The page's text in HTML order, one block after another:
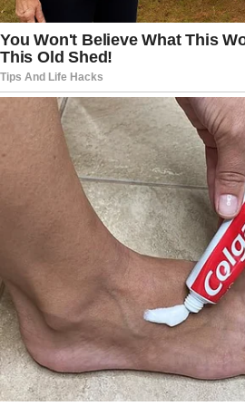
Wanderer. Muitos
jeito gentil de Dona
O velório acontece nesta
Curitiba. O sepultamento
Cemitério Parque Iguaçu,
amigos e pessoas próximas
as últimas homenagens.
Maria Elizabeth Wanderer
Analize, além de quatro
Para a família, permanece o
simplicidade e dedicação
décadas.